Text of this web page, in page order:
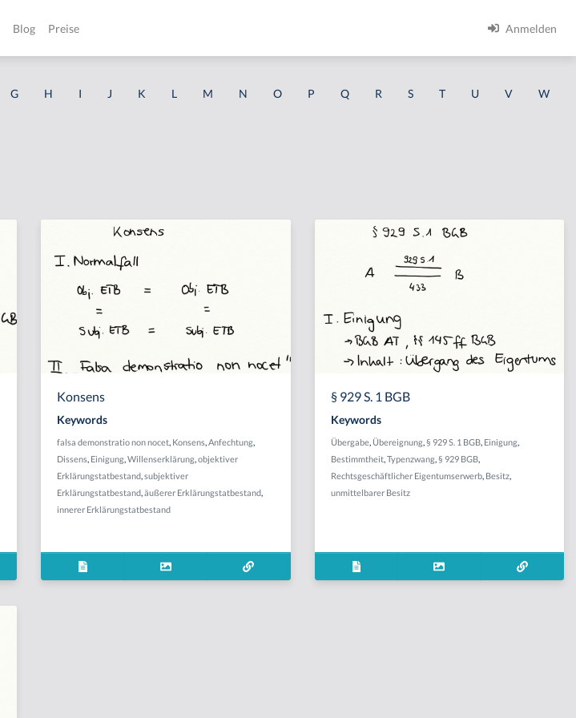
Blog Preise Anmelden
G H I J K L M N O P Q R S T U V W
Konsens
Keywords
falsa demonstratio non nocet, Konsens,Anfechtung,
Dissens, Einigung,Willenserklärung,objektiver
Erklärungstatbestand,subjektiver
Erklärungstatbestand,äußerer Erklärungstatbestand,
innerer Erklärungstatbestand
§ 929 S. 1 BGB
Keywords
Übergabe, Übereignung,§ 929 S. 1 BGB, Einigung,
Bestimmtheit,Typenzwang,§ 929 BGB,
Rechtsgeschäftlicher Eigentumserwerb, Besitz,
unmittelbarer Besitz